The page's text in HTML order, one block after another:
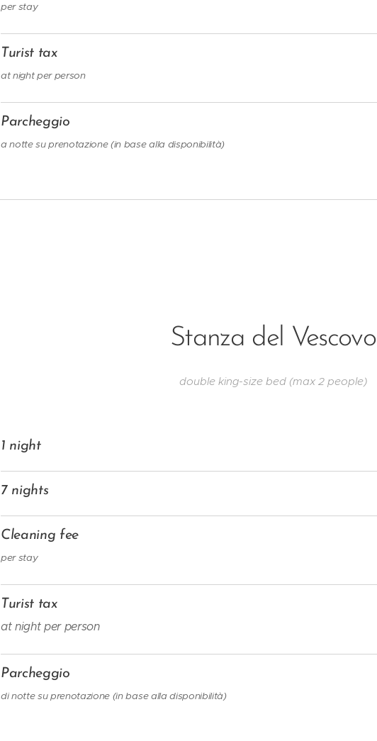
per stay
Turist tax
at night per person
Parcheggio
a notte su prenotazione (in base alla disponibilità)
Stanza del Vescovo
double king-size bed (max 2 people)
1 night
7 nights
Cleaning fee
per stay
Turist tax
at night per person
Parcheggio
di notte su prenotazione (in base alla disponibilità)